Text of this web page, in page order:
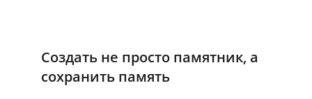
Создать не просто памятник, а
сохранить память